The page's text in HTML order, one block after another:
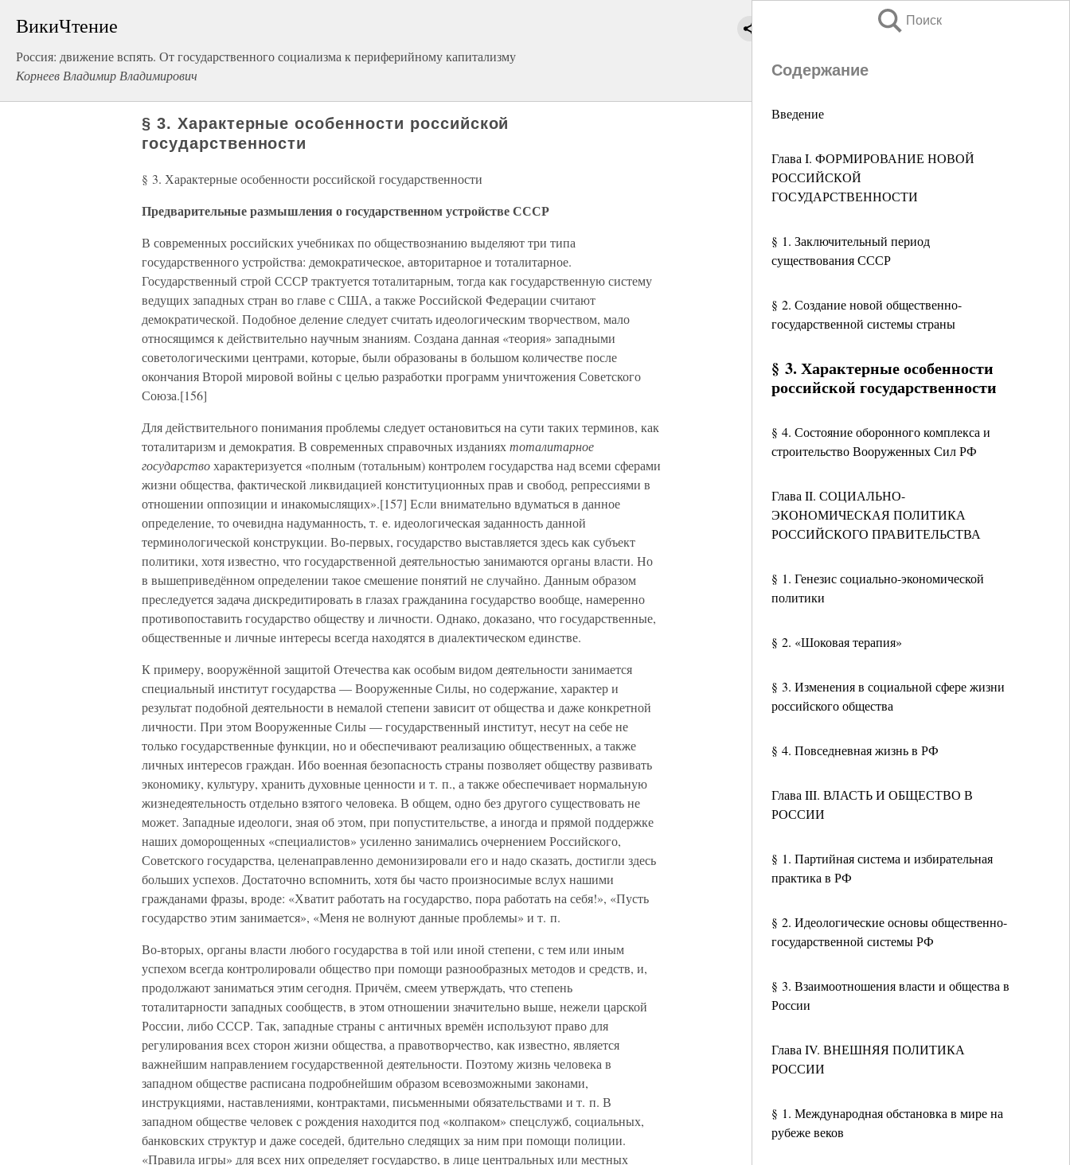
ВикиЧтение
Россия: движение вспять. От государственного социализма к периферийному капитализму
Корнеев Владимир Владимирович
Поиск
Содержание
Введение
Глава I. ФОРМИРОВАНИЕ НОВОЙ
РОССИЙСКОЙ
ГОСУДАРСТВЕННОСТИ
§ 1. Заключительный период
существования СССР
§ 2. Создание новой общественно-
государственной системы страны
§ 3. Характерные особенности
российской государственности
§ 4. Состояние оборонного комплекса и
строительство Вооруженных Сил РФ
Глава II. СОЦИАЛЬНО-
ЭКОНОМИЧЕСКАЯ ПОЛИТИКА
РОССИЙСКОГО ПРАВИТЕЛЬСТВА
§ 1. Генезис социально-экономической
политики
§ 2. «Шоковая терапия»
§ 3. Изменения в социальной сфере жизни
российского общества
§ 4. Повседневная жизнь в РФ
Глава III. ВЛАСТЬ И ОБЩЕСТВО В
РОССИИ
§ 1. Партийная система и избирательная
практика в РФ
§ 2. Идеологические основы общественно-
государственной системы РФ
§ 3. Взаимоотношения власти и общества в
России
Глава IV. ВНЕШНЯЯ ПОЛИТИКА
РОССИИ
§ 1. Международная обстановка в мире на
рубеже веков
§ 3. Характерные особенности российской
государственности
§ 3. Характерные особенности российской государственности
Предварительные размышления о государственном устройстве СССР
В современных российских учебниках по обществознанию выделяют три типа
государственного устройства: демократическое, авторитарное и тоталитарное.
Государственный строй СССР трактуется тоталитарным, тогда как государственную систему
ведущих западных стран во главе с США, а также Российской Федерации считают
демократической. Подобное деление следует считать идеологическим творчеством, мало
относящимся к действительно научным знаниям. Создана данная «теория» западными
советологическими центрами, которые, были образованы в большом количестве после
окончания Второй мировой войны с целью разработки программ уничтожения Советского
Союза.[156]
Для действительного понимания проблемы следует остановиться на сути таких терминов, как
тоталитаризм и демократия. В современных справочных изданияхтоталитарное
государствохарактеризуется «полным (тотальным) контролем государства над всеми сферами
жизни общества, фактической ликвидацией конституционных прав и свобод, репрессиями в
отношении оппозиции и инакомыслящих».[157] Если внимательно вдуматься в данное
определение, то очевидна надуманность, т. е. идеологическая заданность данной
терминологической конструкции. Во-первых, государство выставляется здесь как субъект
политики, хотя известно, что государственной деятельностью занимаются органы власти. Но
в вышеприведённом определении такое смешение понятий не случайно. Данным образом
преследуется задача дискредитировать в глазах гражданина государство вообще, намеренно
противопоставить государство обществу и личности. Однако, доказано, что государственные,
общественные и личные интересы всегда находятся в диалектическом единстве.
К примеру, вооружённой защитой Отечества как особым видом деятельности занимается
специальный институт государства — Вооруженные Силы, но содержание, характер и
результат подобной деятельности в немалой степени зависит от общества и даже конкретной
личности. При этом Вооруженные Силы — государственный институт, несут на себе не
только государственные функции, но и обеспечивают реализацию общественных, а также
личных интересов граждан. Ибо военная безопасность страны позволяет обществу развивать
экономику, культуру, хранить духовные ценности и т. п., а также обеспечивает нормальную
жизнедеятельность отдельно взятого человека. В общем, одно без другого существовать не
может. Западные идеологи, зная об этом, при попустительстве, а иногда и прямой поддержке
наших доморощенных «специалистов» усиленно занимались очернением Российского,
Советского государства, целенаправленно демонизировали его и надо сказать, достигли здесь
больших успехов. Достаточно вспомнить, хотя бы часто произносимые вслух нашими
гражданами фразы, вроде: «Хватит работать на государство, пора работать на себя!», «Пусть
государство этим занимается», «Меня не волнуют данные проблемы» и т. п.
Во-вторых, органы власти любого государства в той или иной степени, с тем или иным
успехом всегда контролировали общество при помощи разнообразных методов и средств, и,
продолжают заниматься этим сегодня. Причём, смеем утверждать, что степень
тоталитарности западных сообществ, в этом отношении значительно выше, нежели царской
России, либо СССР. Так, западные страны с античных времён используют право для
регулирования всех сторон жизни общества, а правотворчество, как известно, является
важнейшим направлением государственной деятельности. Поэтому жизнь человека в
западном обществе расписана подробнейшим образом всевозможными законами,
инструкциями, наставлениями, контрактами, письменными обязательствами и т. п. В
западном обществе человек с рождения находится под «колпаком» спецслужб, социальных,
банковских структур и даже соседей, бдительно следящих за ним при помощи полиции.
«Правила игры» для всех них определяет государство, в лице центральных или местных